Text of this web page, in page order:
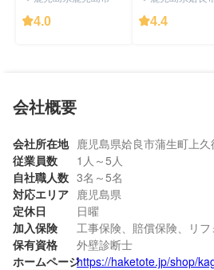
4.0
4.4
会社概要
会社所在地 鹿児島県姶良市蒲生町上久
従業員数
1人～5人
自社職人数 3名～5名
対応エリア 鹿児島県
定休日
日曜
加入保険
工事保険、賠償保険、リ
保有資格
外壁診断士
ホームページhttps://haketote.jp/shop/